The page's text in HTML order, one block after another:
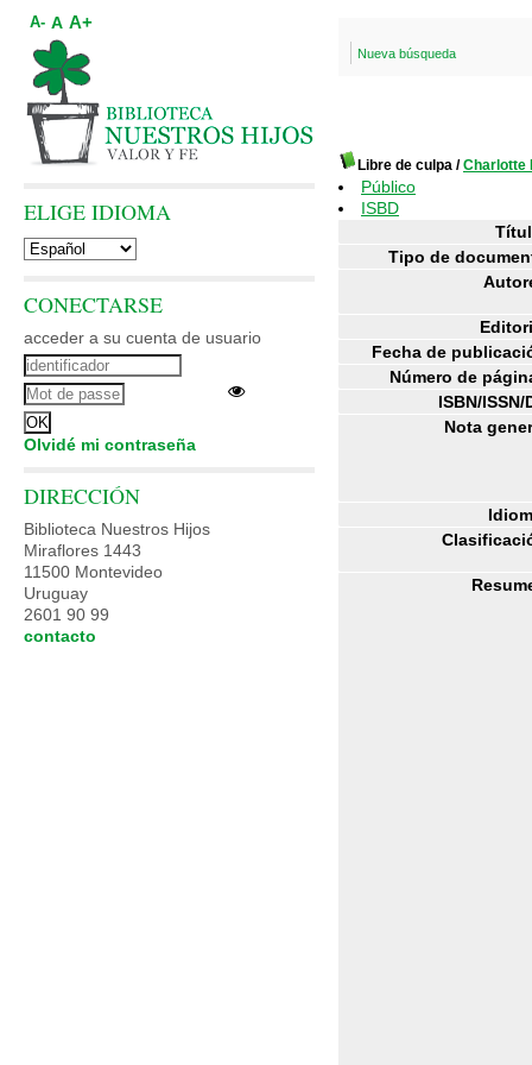
Nueva búsqueda
Libre de culpa /Charlotte
Público
ISBD
Tipo de
Fecha de
Número de
ISBN/ISSN/
Nota
A- A A+
ELIGE IDIOMA
CONECTARSE
acceder a su cuenta de usuario
Olvidé mi contraseña
DIRECCIÓN
Biblioteca Nuestros Hijos
Miraflores 1443
11500 Montevideo
Uruguay
2601 90 99
contacto